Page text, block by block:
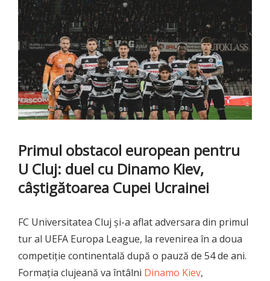
Primul obstacol european pentru
U Cluj: duel cu Dinamo Kiev,
câștigătoarea Cupei Ucrainei
FC Universitatea Cluj și-a aflat adversara din primul
tur al UEFA Europa League, la revenirea în a doua
competiție continentală după o pauză de 54 de ani.
Formația clujeană va întâlni Dinamo Kiev,